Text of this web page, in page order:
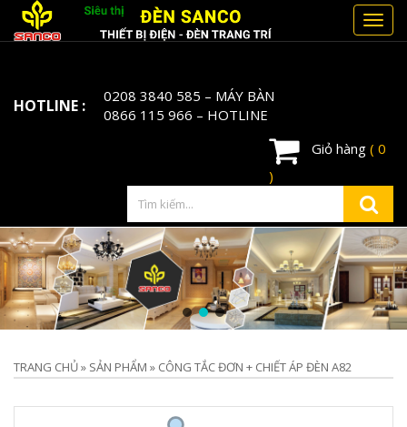
HOTLINE : 0208 3840 585 – MÁY BÀN
0866 115 966 – HOTLINE
Giỏ hàng ( 0
)
TRANG CHỦ» SẢN PHẨM » CÔNG TẮC ĐƠN + CHIẾT ÁP ĐÈN A82